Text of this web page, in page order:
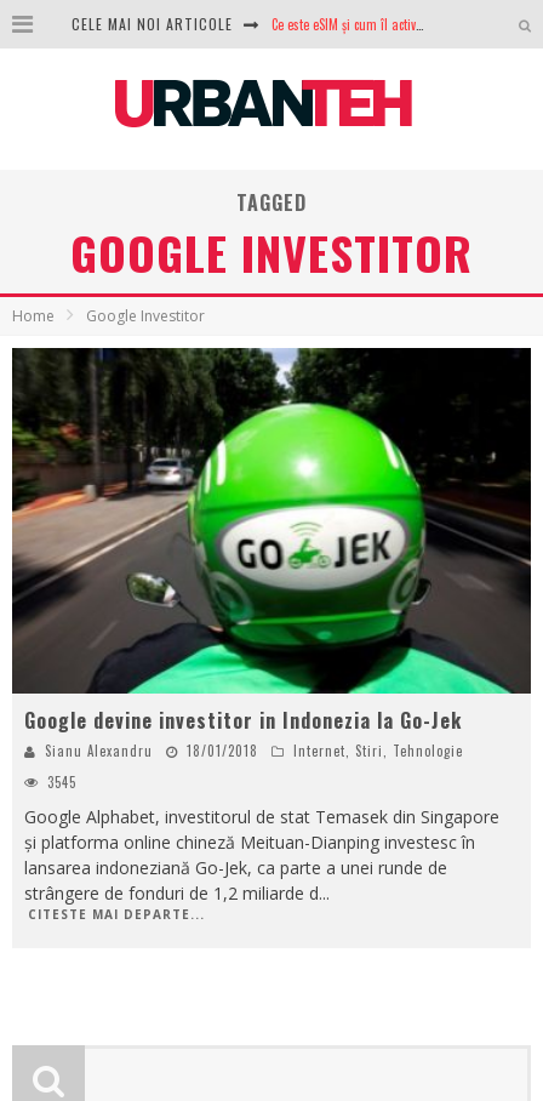
CELE MAI NOI ARTICOLE Ce este eSIM și cum îl activezi pe telefon? Ghid complet pentru Android și iPhone
Analiza producției fotovoltaice în România – cât produce un sistem solar pe timp de iarnă?
TAGGED
GOOGLE INVESTITOR
Home Google Investitor
Google devine investitor in Indonezia la Go-Jek
Sianu Alexandru 18/01/2018 Internet, Stiri, Tehnologie
3545
Google Alphabet, investitorul de stat Temasek din Singapore
și platforma online chineză Meituan-Dianping investesc în
lansarea indoneziană Go-Jek, ca parte a unei runde de
strângere de fonduri de 1,2 miliarde d...
CITESTE MAI DEPARTE...